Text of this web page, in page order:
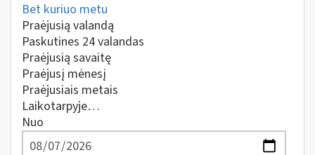
Bet kuriuo metu
Praėjusią valandą
Paskutines 24 valandas
Praėjusią savaitę
Praėjusį mėnesį
Praėjusiais metais
Laikotarpyje…
Nuo